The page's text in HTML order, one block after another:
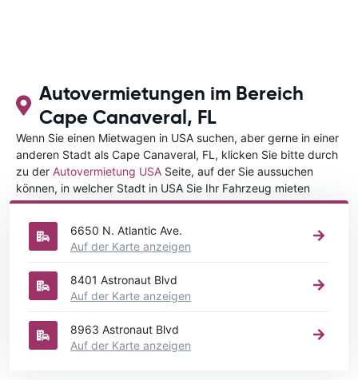
Autovermietungen im Bereich
Cape Canaveral, FL
Wenn Sie einen Mietwagen in USA suchen, aber gerne in einer
anderen Stadt als Cape Canaveral, FL, klicken Sie bitte durch
zu der Autovermietung USA Seite, auf der Sie aussuchen
können, in welcher Stadt in USA Sie Ihr Fahrzeug mieten
wollen.
6650 N. Atlantic Ave.
Auf der Karte anzeigen
8401 Astronaut Blvd
Auf der Karte anzeigen
8963 Astronaut Blvd
Auf der Karte anzeigen